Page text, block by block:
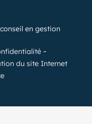
en gestion
du site Internet